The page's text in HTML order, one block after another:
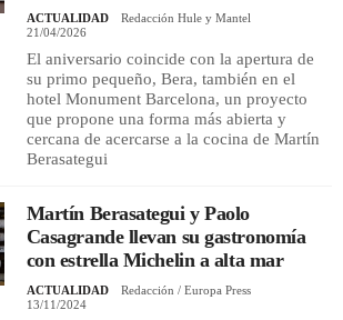
ACTUALIDAD
Redacción Hule y Mantel
21/04/2026
El aniversario coincide con la apertura de
su primo pequeño, Bera, también en el
hotel Monument Barcelona, ​​un proyecto
que propone una forma más abierta y
cercana de acercarse a la cocina de Martín
Berasategui
Martín Berasategui y Paolo
Casagrande llevan su gastronomía
con estrella Michelin a alta mar
ACTUALIDAD
Redacción / Europa Press
13/11/2024